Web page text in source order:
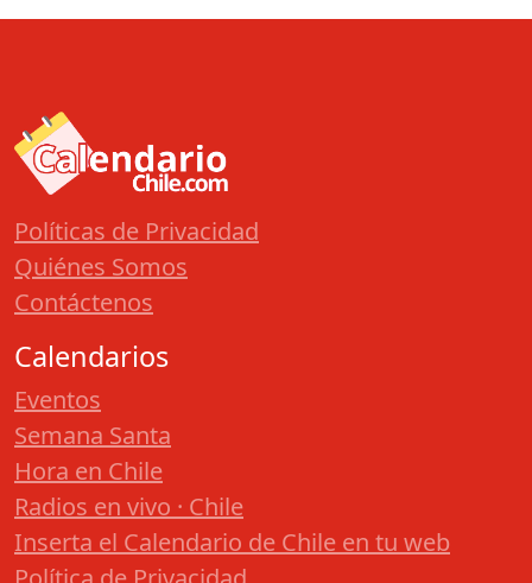
Políticas de Privacidad
Quiénes Somos
Contáctenos
Calendarios
Eventos
Semana Santa
Hora en Chile
Radios en vivo · Chile
Inserta el Calendario de Chile en tu web